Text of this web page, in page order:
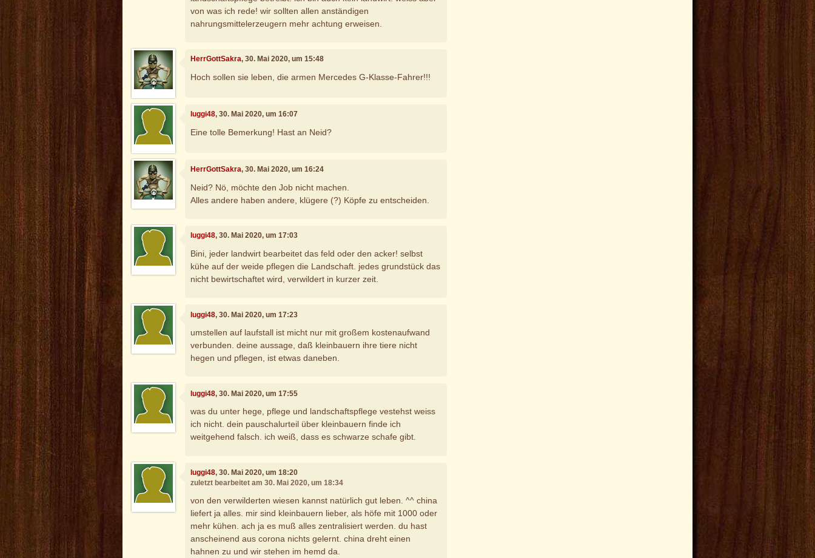
von was ich rede! wir sollten allen anständigen
nahrungsmittelerzeugern mehr achtung erweisen.
HerrGottSakra, 30. Mai 2020, um 15:48
Hoch sollen sie leben, die armen Mercedes G-Klasse-Fahrer!!!
luggi48, 30. Mai 2020, um 16:07
Eine tolle Bemerkung! Hast an Neid?
HerrGottSakra, 30. Mai 2020, um 16:24
Neid? Nö, möchte den Job nicht machen.
Alles andere haben andere, klügere (?) Köpfe zu entscheiden.
luggi48, 30. Mai 2020, um 17:03
Bini, jeder landwirt bearbeitet das feld oder den acker! selbst
kühe auf der weide pflegen die Landschaft. jedes grundstück das
nicht bewirtschaftet wird, verwildert in kurzer zeit.
luggi48, 30. Mai 2020, um 17:23
umstellen auf laufstall ist micht nur mit großem kostenaufwand
verbunden. deine aussage, daß kleinbauern ihre tiere nicht
hegen und pflegen, ist etwas daneben.
luggi48, 30. Mai 2020, um 17:55
was du unter hege, pflege und landschaftspflege vestehst weiss
ich nicht. dein pauschalurteil über kleinbauern finde ich
weitgehend falsch. ich weiß, dass es schwarze schafe gibt.
luggi48, 30. Mai 2020, um 18:20
zuletzt bearbeitet am 30. Mai 2020, um 18:34
von den verwilderten wiesen kannst natürlich gut leben. ^^ china
liefert ja alles. mir sind kleinbauern lieber, als höfe mit 1000 oder
mehr kühen. ach ja es muß alles zentralisiert werden. du hast
anscheinend aus corona nichts gelernt. china dreht einen
hahnen zu und wir stehen im hemd da.